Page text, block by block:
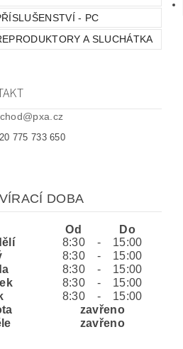
- PC
A SLUCHÁTKA
@pxa.cz
775 733 650
DOBA
Od
Do
8:30 -
15:00
8:30 -
15:00
8:30 -
15:00
8:30 -
15:00
8:30 -
15:00
zavřeno
zavřeno